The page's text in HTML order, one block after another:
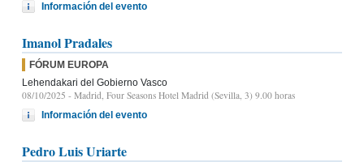
Información del evento
Imanol Pradales
FÓRUM EUROPA
Lehendakari del Gobierno Vasco
08/10/2025 - Madrid, Four Seasons Hotel Madrid (Sevilla, 3) 9.00 horas
Información del evento
Pedro Luis Uriarte